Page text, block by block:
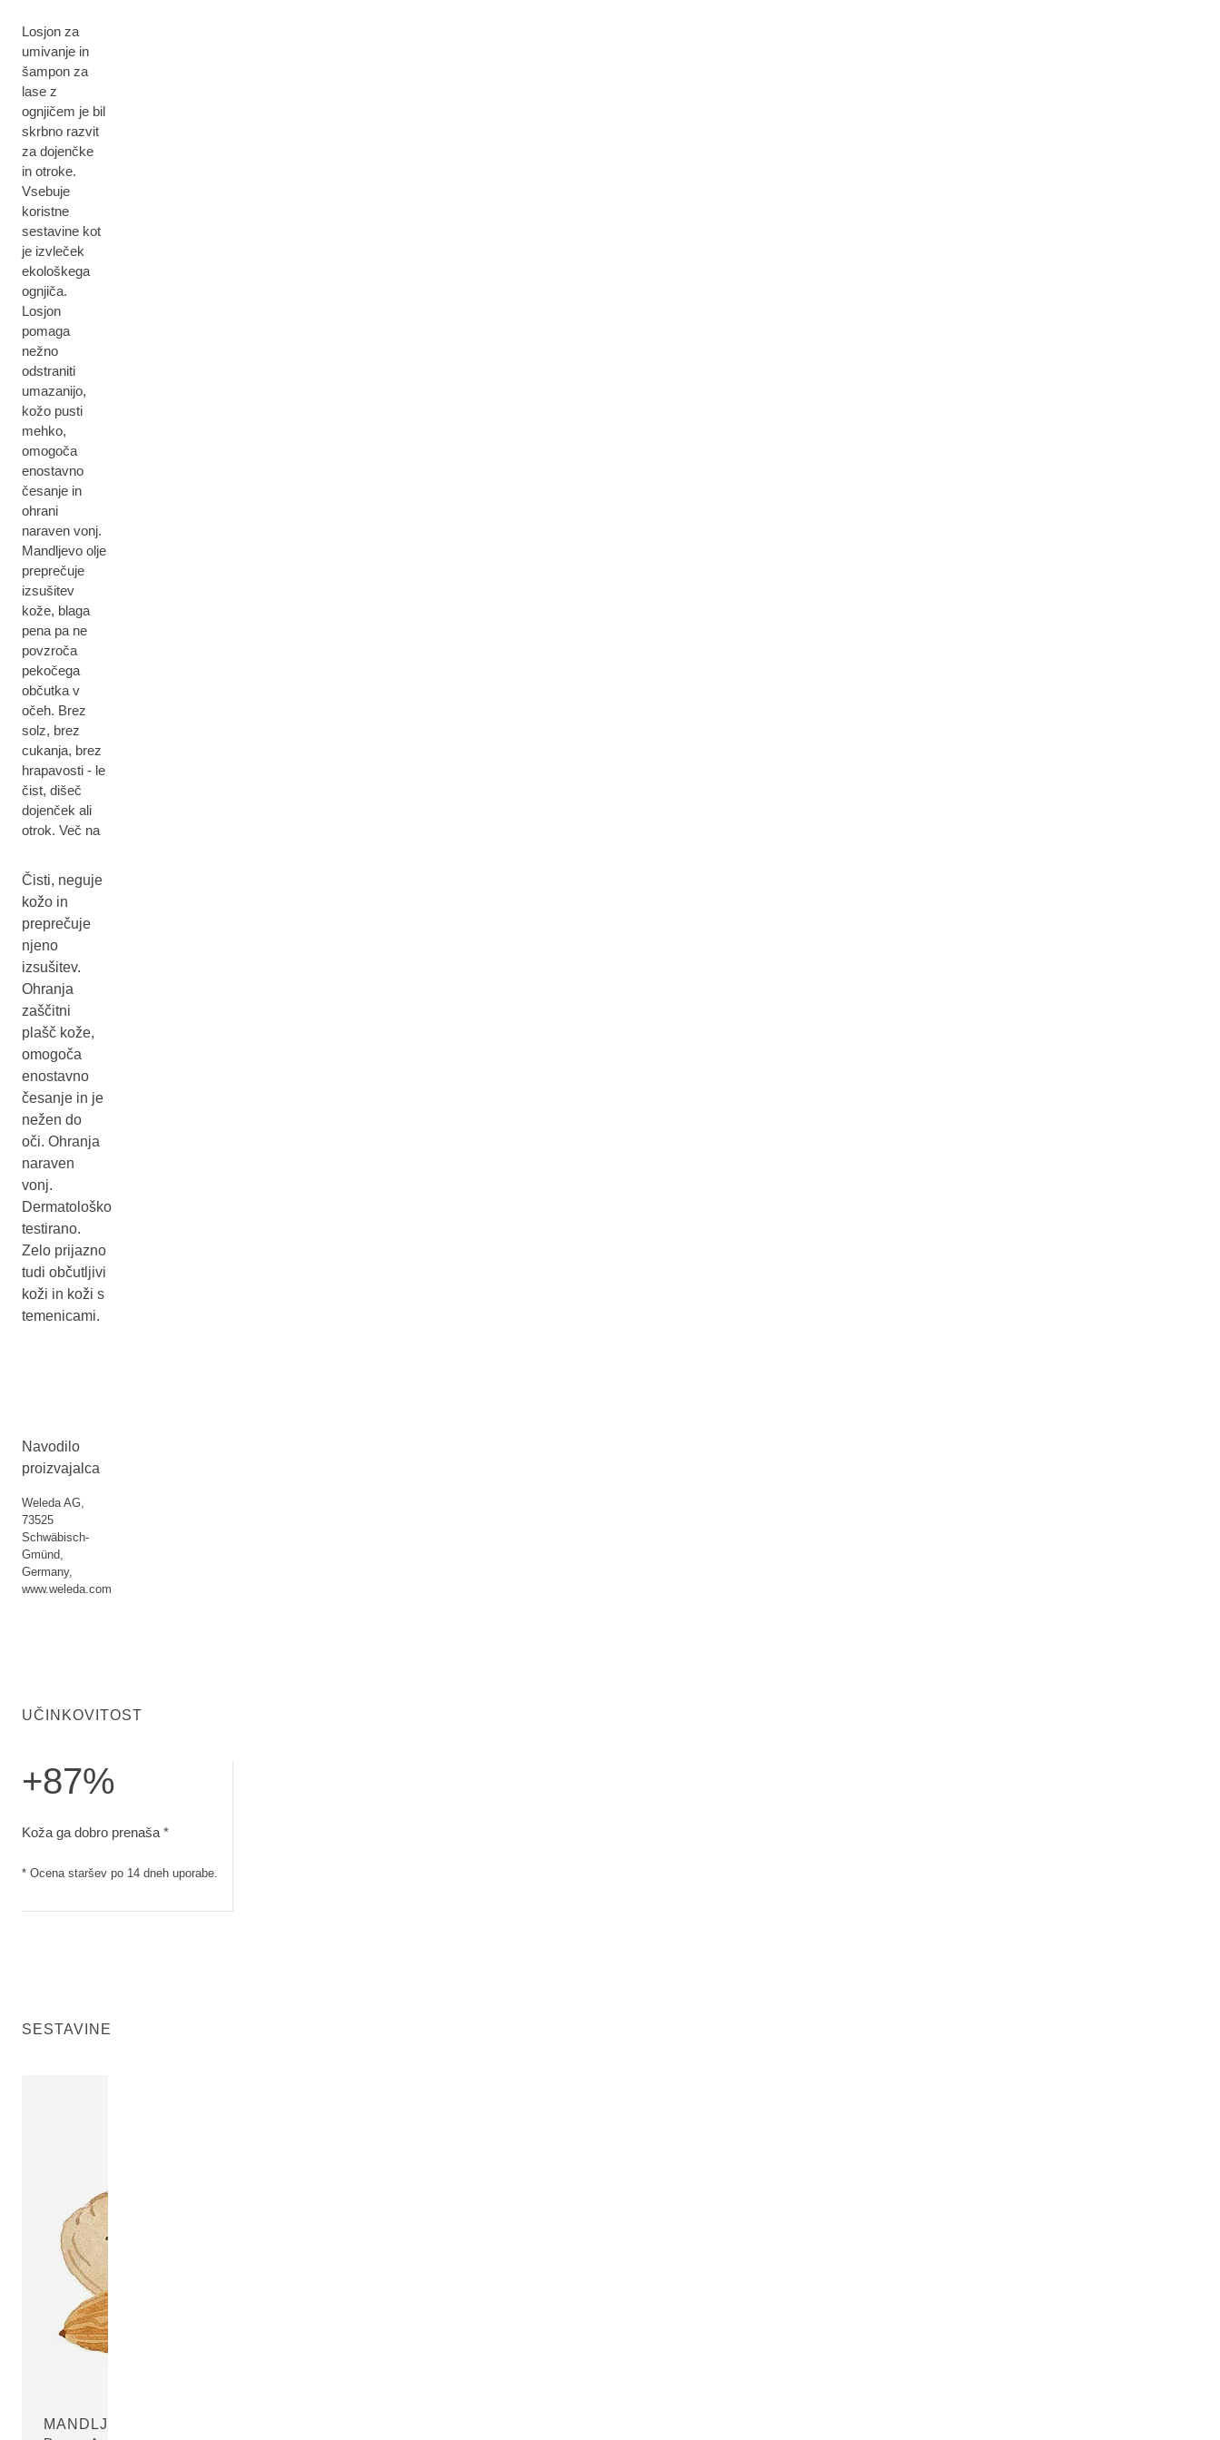
Losjon za
umivanje in
šampon za
lase z
ognjičem je bil
skrbno razvit
za dojenčke
in otroke.
Vsebuje
koristne
sestavine kot
je izvleček
ekološkega
ognjiča.
Losjon
pomaga
nežno
odstraniti
umazanijo,
kožo pusti
mehko,
omogoča
enostavno
česanje in
ohrani
naraven vonj.
Mandljevo olje
preprečuje
izsušitev
kože, blaga
pena pa ne
povzroča
pekočega
občutka v
očeh. Brez
solz, brez
cukanja, brez
hrapavosti - le
čist, dišeč
dojenček ali
otrok. Več na
Čisti, neguje
kožo in
preprečuje
njeno
izsušitev.
Ohranja
zaščitni
plašč kože,
omogoča
enostavno
česanje in je
nežen do
oči. Ohranja
naraven
vonj.
Dermatološko
testirano.
Zelo prijazno
tudi občutljivi
koži in koži s
temenicami.
Navodilo
proizvajalca
Weleda AG,
73525
Schwäbisch-
Gmünd,
Germany,
www.weleda.com
UČINKOVITOST
+87%
Koža ga dobro prenaša *
* Ocena staršev po 14 dneh uporabe.
SESTAVINE
MANDLJEVO OLJE